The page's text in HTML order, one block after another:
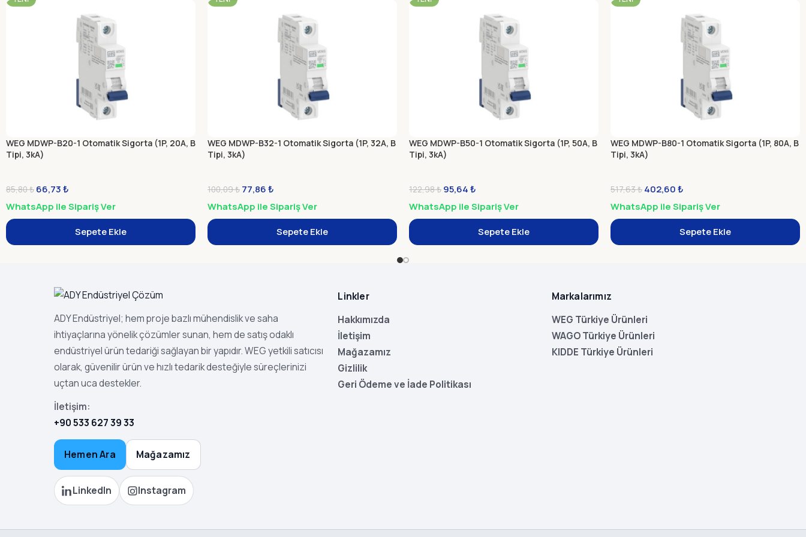
WEG MDWP-B20-1 Otomatik Sigorta (1P, 20A, B
Tipi, 3kA)
85,80₺ 66,73₺
WhatsApp ile Sipariş Ver
Sepete Ekle
WEG MDWP-B32-1 Otomatik Sigorta (1P, 32A, B
Tipi, 3kA)
100,09₺ 77,86₺
WhatsApp ile Sipariş Ver
Sepete Ekle
WEG MDWP-B50-1 Otomatik Sigorta (1P, 50A, B
Tipi, 3kA)
122,98₺ 95,64₺
WhatsApp ile Sipariş Ver
Sepete Ekle
WEG MDWP-B80-1 Otomatik Sigorta (1P, 80A, B
Tipi, 3kA)
517,63₺ 402,60₺
WhatsApp ile Sipariş Ver
Sepete Ekle
ADY Endüstriyel; hem proje bazlı mühendislik ve saha
ihtiyaçlarına yönelik çözümler sunan, hem de satış odaklı
endüstriyel ürün tedariği sağlayan bir yapıdır. WEG yetkili satıcısı
olarak, güvenilir ürün ve hızlı tedarik desteğiyle süreçlerinizi
uçtan uca destekler.
İletişim:
+90 533 627 39 33
Hemen Ara Mağazamız
LinkedIn Instagram
Linkler
Hakkımızda
İletişim
Mağazamız
Gizlilik
Geri Ödeme ve İade Politikası
Markalarımız
WEG Türkiye Ürünleri
WAGO Türkiye Ürünleri
KIDDE Türkiye Ürünleri